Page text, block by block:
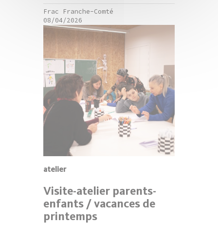
Frac Franche-Comté
08/04/2026
atelier
Visite-atelier parents-
enfants / vacances de
printemps